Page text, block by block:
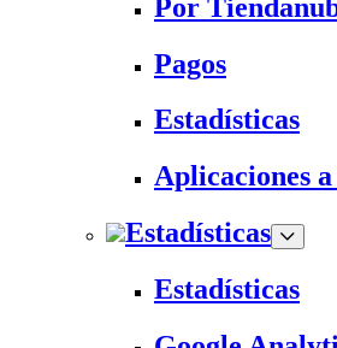
Por
Pagos
Estadísticas
Aplicaciones
Estadísticas
Estadísticas